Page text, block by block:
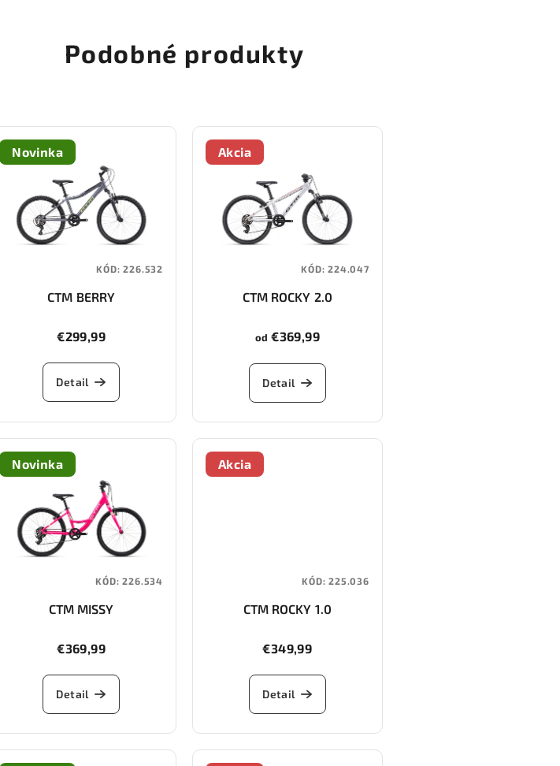
Podobné produkty
Novinka
CTM BERRY
€299,99
Detail
KÓD:226.532
Akcia
CTM ROCKY 2.0
od €369,99
Detail
KÓD:224.047
Novinka
CTM MISSY
€369,99
Detail
KÓD:226.534
Akcia
CTM ROCKY 1.0
€349,99
Detail
KÓD:225.036